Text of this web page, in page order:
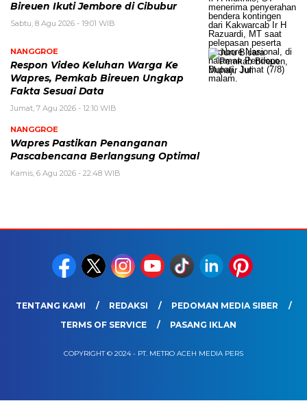
Bireuen Ikuti Jembore di Cibubur
Sabtu, 8 Agu 2026 - 19:01 WIB
NANGGROE
Respon Video Keluhan Warga Ke
Wapres, Pemkab Bireuen Ungkap
Fakta Sesuai Data
Jumat, 7 Agu 2026 - 12:10 WIB
NANGGROE
Wapres Pastikan Penanganan
Pascabencana Berlangsung Optimal
Kamis, 6 Agu 2026 - 22:48 WIB
TENTANG KAMI REDAKSI
PEDOMAN MEDIA SIBER
TERMS OF SERVICE
PASANG IKLAN
COPYRIGHT © 2024 - PT. METRO ACEH MEDIA PERS